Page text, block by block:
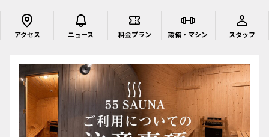
アクセス ニュース 料金プラン 設備・マシン スタッフ